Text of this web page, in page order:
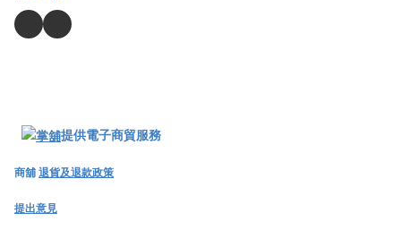
提供電子商貿服務
商舖退貨及退款政策
提出意見